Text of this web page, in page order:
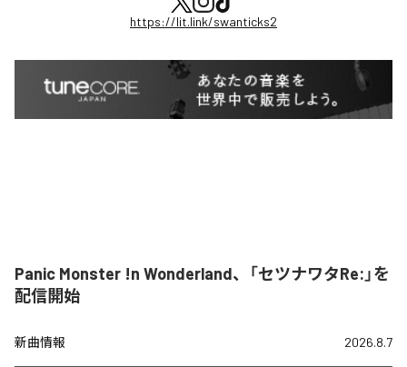
https://lit.link/swanticks2
Panic Monster !n Wonderland、「セツナワタRe:」を
配信開始
新曲情報 2026.8.7